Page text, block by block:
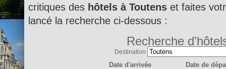
critiques des hôtels à Toutens et faites
lancé la recherche ci-dessous :
Recherche
Destination
Date d'arrivée Date de